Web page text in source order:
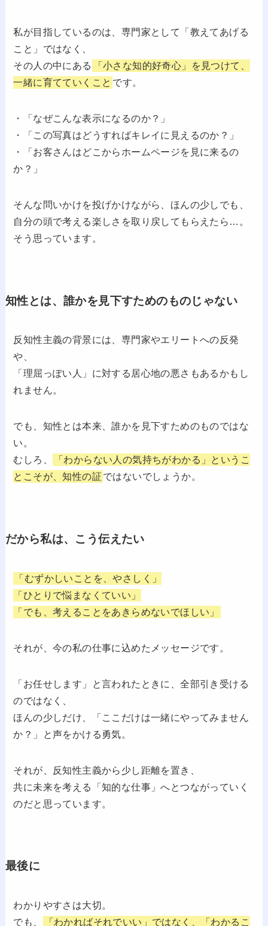
私が目指しているのは、専門家として「教えてあげる
こと」ではなく、
その人の中にある
「小さな知的好奇心」を見つけて、
一緒に育てていくこと です。
・「なぜこんな表示になるのか？」
・「この写真はどうすればキレイに見えるのか？」
・「お客さんはどこからホームページを見に来るの
か？」
そんな問いかけを投げかけながら、ほんの少しでも、
自分の頭で考える楽しさを取り戻してもらえたら…。
そう思っています。
知性とは、誰かを見下すためのものじゃない
反知性主義の背景には、専門家やエリートへの反発
や、
「理屈っぽい人」に対する居心地の悪さもあるかもし
れません。
でも、知性とは本来、誰かを見下すためのものではな
い。
むしろ、
「わからない人の気持ちがわかる」というこ
とこそが、知性の証 ではないでしょうか。
だから私は、こう伝えたい
「むずかしいことを、やさしく」
「ひとりで悩まなくていい」
「でも、考えることをあきらめないでほしい」
それが、今の私の仕事に込めたメッセージです。
「お任せします」と言われたときに、全部引き受ける
のではなく、
ほんの少しだけ、「ここだけは一緒にやってみません
か？」と声をかける勇気。
それが、反知性主義から少し距離を置き、
共に未来を考える「知的な仕事」へとつながっていく
のだと思っています。
最後に
わかりやすさは大切。
でも、
「わかればそれでいい」ではなく、「わかるこ